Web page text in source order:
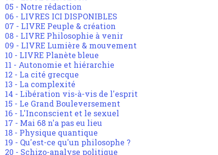
05 - Notre rédaction
06 - LIVRES ICI DISPONIBLES
07 - LIVRE Peuple & création
08 - LIVRE Philosophie à venir
09 - LIVRE Lumière & mouvement
10 - LIVRE Planète bleue
11 - Autonomie et hiérarchie
12 - La cité grecque
13 - La complexité
14 - Libération vis-à-vis de l'esprit
15 - Le Grand Bouleversement
16 - L'Inconscient et le sexuel
17 - Mai 68 n'a pas eu lieu
18 - Physique quantique
19 - Qu'est-ce qu'un philosophe ?
20 - Schizo-analyse politique